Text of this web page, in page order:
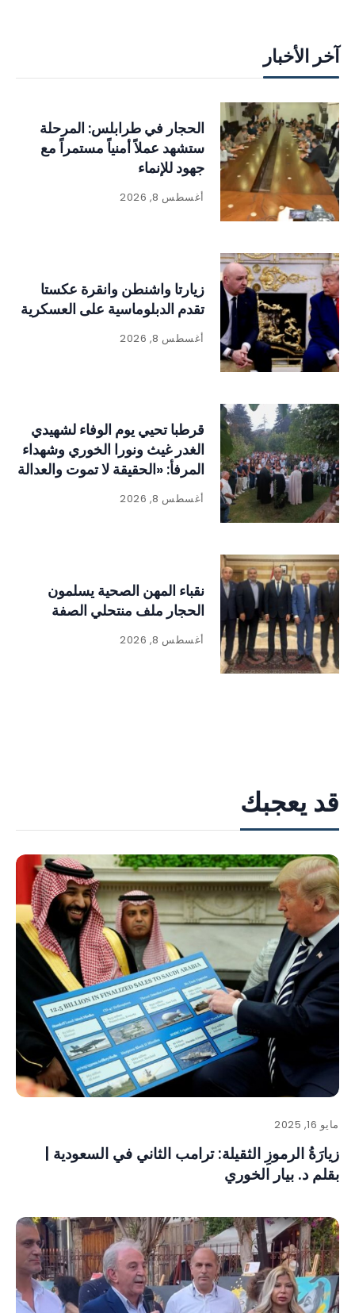
آخر الأخبار
الحجار في طرابلس: المرحلة
ستشهد عملاً أمنياً مستمراً مع
جهود للإنماء
أغسطس 8, 2026
زيارتا واشنطن وانقرة عكستا
تقدم الدبلوماسية على العسكرية
أغسطس 8, 2026
قرطبا تحيي يوم الوفاء لشهيدي
الغدر غيث ونورا الخوري وشهداء
المرفأ: «الحقيقة لا تموت والعدالة
لا بد أن تتحقق
أغسطس 8, 2026
نقباء المهن الصحية يسلمون
الحجار ملف منتحلي الصفة
أغسطس 8, 2026
قد يعجبك
مايو 16, 2025
زيارَةُ الرموزِ الثقيلة: ترامب الثاني في السعودية |
بقلم د. بيار الخوري